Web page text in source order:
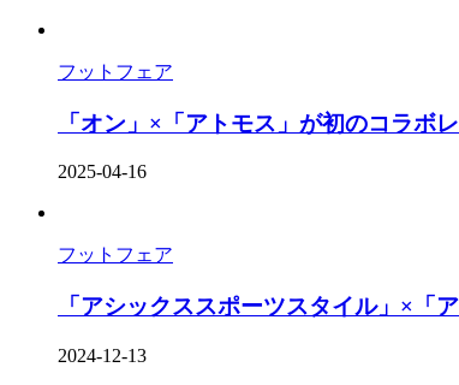
フットフェア
「オン」×「アトモス」が初のコラボ
2025-04-16
フットフェア
「アシックススポーツスタイル」×「
2024-12-13